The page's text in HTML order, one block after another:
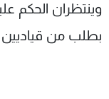
وينتظران الحكم
بطلب من